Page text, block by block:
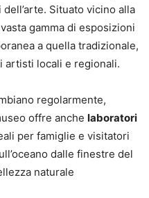
Situato vicino alla
gamma di esposizioni
a quella tradizionale,
artisti locali e regionali.
regolarmente,
offre anche laboratori
per famiglie e visitatori
dalle finestre del
naturale